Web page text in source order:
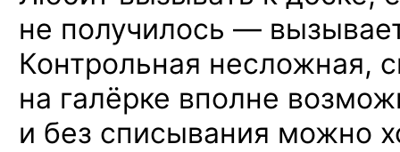
не получилось —
Контрольная несложная,
на галёрке вполне
и без списывания можно